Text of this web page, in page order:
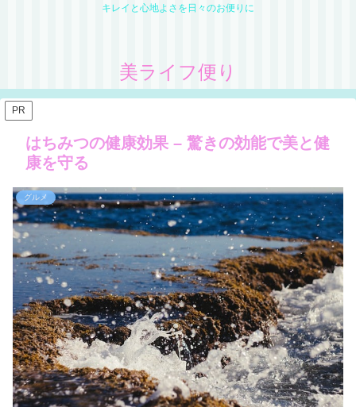
キレイと心地よさを日々のお便りに
美ライフ便り
PR
はちみつの健康効果 – 驚きの効能で美と健
康を守る
グルメ